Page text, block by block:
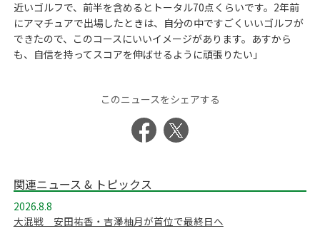
近いゴルフで、前半を含めるとトータル70点くらいです。2年前
にアマチュアで出場したときは、自分の中ですごくいいゴルフが
できたので、このコースにいいイメージがあります。あすから
も、自信を持ってスコアを伸ばせるように頑張りたい」
このニュースをシェアする
関連ニュース & トピックス
2026.8.8
大混戦 安田祐香・吉澤柚月が首位で最終日へ